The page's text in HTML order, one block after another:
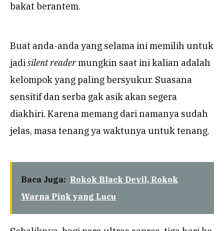
bakat berantem.
Buat anda-anda yang selama ini memilih untuk
jadisilent readermungkin saat ini kalian adalah
kelompok yang paling bersyukur. Suasana
sensitif dan serba gak asik akan segera
diakhiri. Karena memang dari namanya sudah
jelas, masa tenang ya waktunya untuk tenang.
Baca Juga: Rokok Black Devil, Rokok
Warna Pink yang Lucu